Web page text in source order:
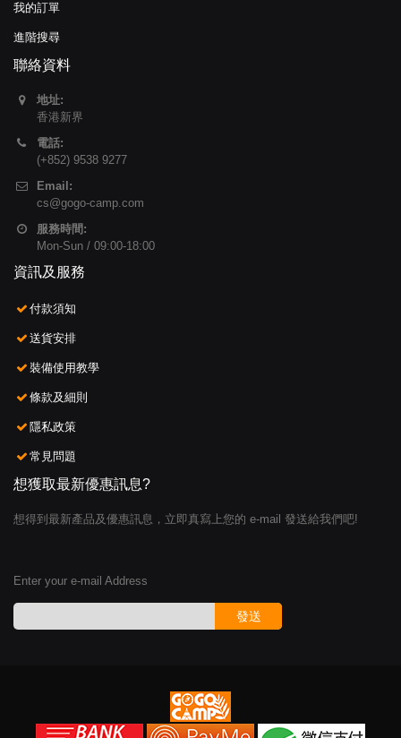
我的訂單
進階搜尋
聯絡資料
地址:
香港新界
電話:
(+852) 9538 9277
Email:
cs@gogo-camp.com
服務時間:
Mon-Sun / 09:00-18:00
資訊及服務
付款須知
送貨安排
裝備使用教學
條款及細則
隱私政策
常見問題
想獲取最新優惠訊息?
想得到最新產品及優惠訊息，立即真寫上您的 e-mail 發送給我們吧!
Enter your e-mail Address
發送